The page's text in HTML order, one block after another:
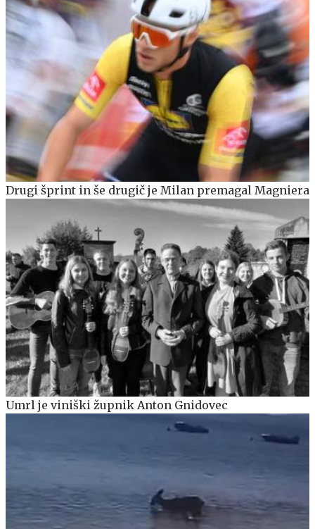
Drugi šprint in še drugič je Milan premagal Magniera
Umrl je viniški župnik Anton Gnidovec